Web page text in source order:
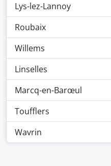
Lys-lez-Lannoy
Roubaix
Willems
Linselles
Marcq-en-Barœul
Toufflers
Wavrin